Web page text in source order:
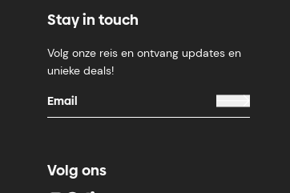
Stay in touch
Volg onze reis en ontvang updates en
unieke deals!
Volg ons